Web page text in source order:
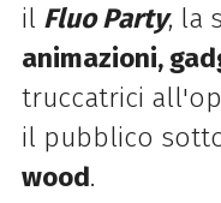
il Fluo Party, la
animazioni,
truccatrici
il pubblico
wood.